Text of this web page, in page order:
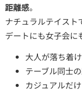
距離感。
ナチュラルテイスト
デートにも女子会に
大人が落ち着
テーブル同士
カジュアルだ